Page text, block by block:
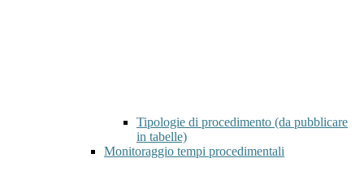
Tipologie di procedimento (da pubblicare
in tabelle)
Monitoraggio tempi procedimentali